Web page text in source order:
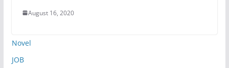
August 16, 2020
Novel
JOB